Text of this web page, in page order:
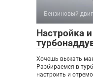
Бензиновый
Настройка
Хочешь выжать
Разбираемся в
настроить и